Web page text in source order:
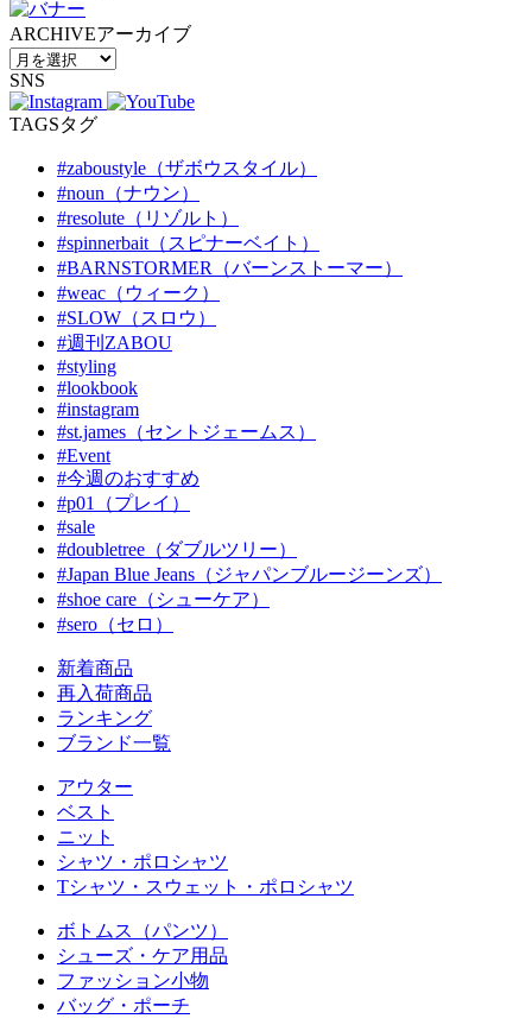
ARCHIVEアーカイブ
SNS
TAGSタグ
#zaboustyle（ザボウスタイル）
#noun（ナウン）
#resolute（リゾルト）
#spinnerbait（スピナーベイト）
#BARNSTORMER（バーンストーマー）
#weac（ウィーク）
#SLOW（スロウ）
#週刊ZABOU
#styling
#lookbook
#instagram
#st.james（セントジェームス）
#Event
#今週のおすすめ
#p01（プレイ）
#sale
#doubletree（ダブルツリー）
#Japan Blue Jeans（ジャパンブルージーンズ）
#shoe care（シューケア）
#sero（セロ）
新着商品
再入荷商品
ランキング
ブランド一覧
アウター
ベスト
ニット
シャツ・ポロシャツ
Tシャツ・スウェット・ポロシャツ
ボトムス（パンツ）
シューズ・ケア用品
ファッション小物
バッグ・ポーチ